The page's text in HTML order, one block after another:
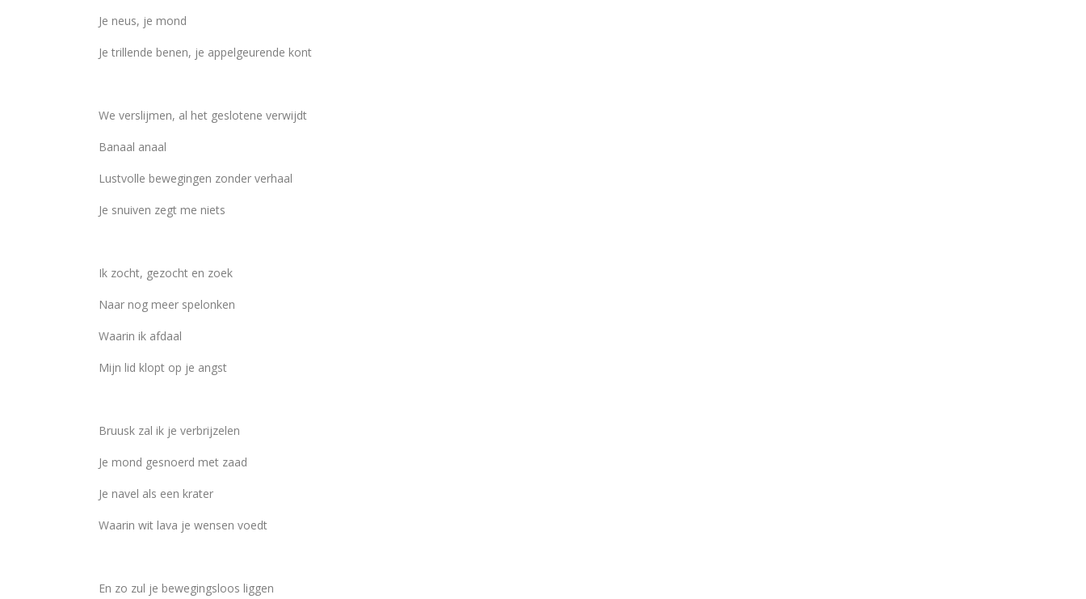
Je neus, je mond
Je trillende benen, je appelgeurende kont
We verslijmen, al het geslotene verwijdt
Banaal anaal
Lustvolle bewegingen zonder verhaal
Je snuiven zegt me niets
Ik zocht, gezocht en zoek
Naar nog meer spelonken
Waarin ik afdaal
Mijn lid klopt op je angst
Bruusk zal ik je verbrijzelen
Je mond gesnoerd met zaad
Je navel als een krater
Waarin wit lava je wensen voedt
En zo zul je bewegingsloos liggen